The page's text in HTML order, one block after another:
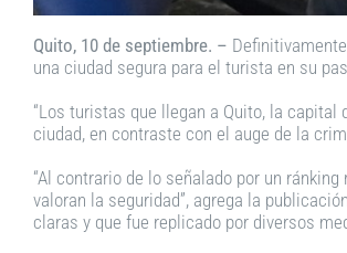
Quito, 10 de septiembre. –
una ciudad segura para el turista en su
“Los turistas que llegan a Quito, la
ciudad, en contraste con el auge de la
“Al contrario de lo señalado por un
valoran la seguridad”, agrega la
claras y que fue replicado por diversos